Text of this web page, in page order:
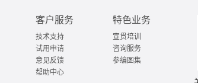
客户服务
技术支持
试用申请
意见反馈
帮助中心
特色业务
宣贯培训
咨询服务
参编图集